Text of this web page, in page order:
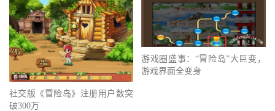
社交版《冒险岛》注册用户数突
破300万
游戏圈盛事：“冒险岛”大巨变，
游戏界面全变身